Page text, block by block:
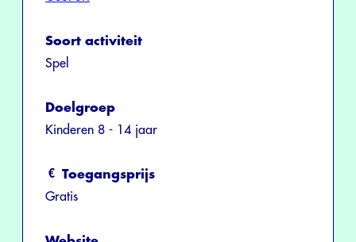
Soort activiteit
Spel
Doelgroep
Kinderen 8 - 14 jaar
Toegangsprijs
Gratis